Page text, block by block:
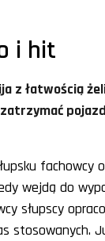
i hit
z łatwością
wejdą do
słupscy
stosowanych.